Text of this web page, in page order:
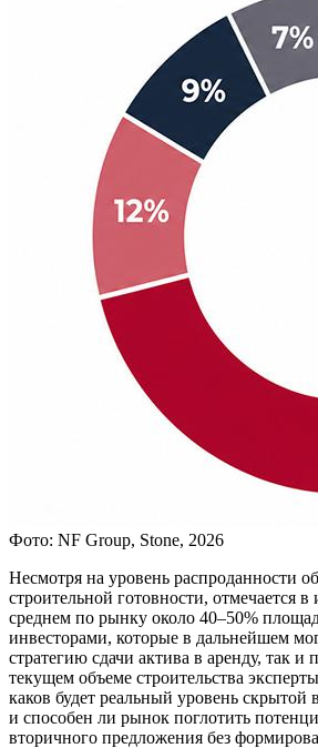
Фото: NF Group, Stone, 2026
Несмотря на уровень распроданности
строительной готовности, отмечается в
среднем по рынку около 40–50%
инвесторами, которые в дальнейшем
стратегию сдачи актива в аренду, так и
текущем объеме строительства
каков будет реальный уровень скрытой
и способен ли рынок поглотить
вторичного предложения без